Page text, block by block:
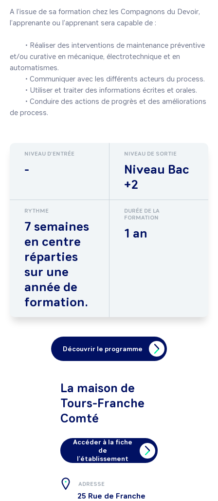
A l’issue de sa formation chez les Compagnons du Devoir,
l’apprenante ou l’apprenant sera capable de :
et/ou curative en mécanique, électrotechnique et en
automatismes.
NIVEAU D'ENTRÉE
-
NIVEAU DE SORTIE
Niveau Bac
+2
RYTHME
7 semaines
en centre
réparties
sur une
année de
formation.
DURÉE DE LA
FORMATION
1 an
Découvrir le programme
La maison de
Tours-Franche
Comté
Accéder à la fiche
de
l'établissement
ADRESSE
25 Rue de Franche